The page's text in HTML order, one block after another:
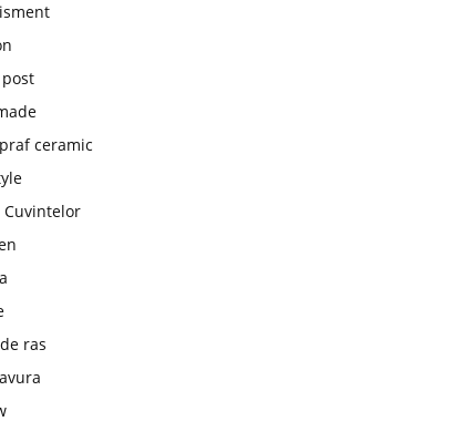
ceramic
Cuvintelor
ras